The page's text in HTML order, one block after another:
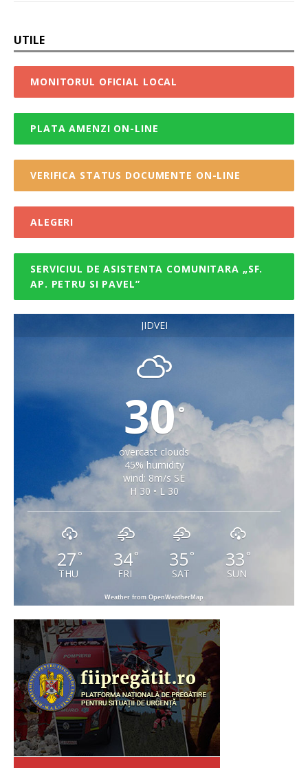
UTILE
MONITORUL OFICIAL LOCAL
PLATA AMENZI ON-LINE
VERIFICA STATUS DOCUMENTE ON-LINE
ALEGERI
SERVICIUL DE ASISTENTA COMUNITARA „SF.
AP. PETRU SI PAVEL”
JIDVEI
30°
overcast clouds
45% humidity
wind: 8m/s SE
H 30 • L 30
27°
THU
34°
FRI
35 °
SAT
33 °
SUN
Weather from OpenWeatherMap